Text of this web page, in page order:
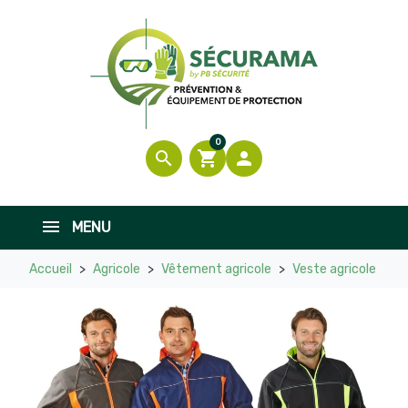
search shopping_cart
0

MENU
Accueil Agricole Vêtement agricole Veste agricole